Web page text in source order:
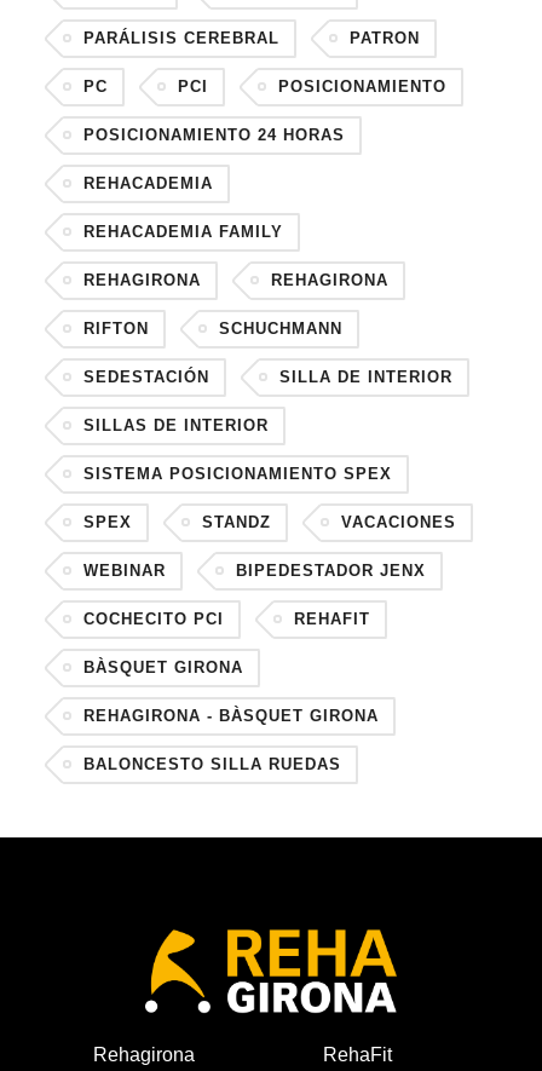
PARÁLISIS CEREBRAL PATRON
PC PCI POSICIONAMIENTO
POSICIONAMIENTO 24 HORAS
REHACADEMIA
REHACADEMIA FAMILY
REHAGIRONA REHAGIRONA
RIFTON SCHUCHMANN
SEDESTACIÓN SILLA DE INTERIOR
SILLAS DE INTERIOR
SISTEMA POSICIONAMIENTO SPEX
SPEX STANDZ VACACIONES
WEBINAR BIPEDESTADOR JENX
COCHECITO PCI REHAFIT
BÀSQUET GIRONA
REHAGIRONA - BÀSQUET GIRONA
BALONCESTO SILLA RUEDAS
Rehagirona
RehaFit